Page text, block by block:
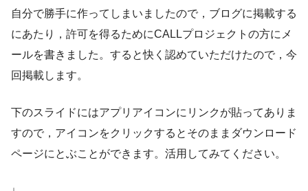
自分で勝手に作ってしまいましたので，ブログに掲載する
にあたり，許可を得るためにCALLプロジェクトの方にメ
ールを書きました。すると快く認めていただけたので，今
回掲載します。
下のスライドにはアプリアイコンにリンクが貼ってありま
すので，アイコンをクリックするとそのままダウンロード
ページにとぶことができます。活用してみてください。